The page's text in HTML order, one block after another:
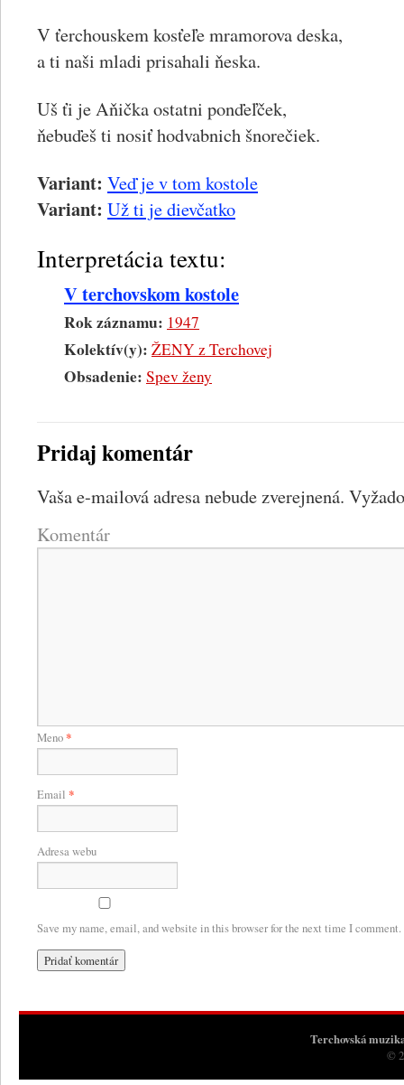
V ťerchouskem kosťeľe mramorova deska,
a ti naši mladi prisahali ňeska.
Uš ťi je Aňička ostatni ponďeľček,
ňebuďeš ti nosiť hodvabnich šnorečiek.
Variant: Veď je v tom kostole
Variant: Už ti je dievčatko
Interpretácia textu:
V terchovskom kostole
Rok záznamu: 1947
Kolektív(y): ŽENY z Terchovej
Obsadenie: Spev ženy
Pridaj komentár
Vaša e-mailová adresa nebude zverejnená.
Komentár
Meno*
Email *
Adresa webu
Save my name, email, and website in this browser for the next time I comment.
Terchovská
©